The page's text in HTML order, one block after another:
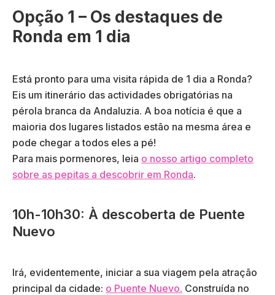
Opção 1 – Os destaques de
Ronda em 1 dia
Está pronto para uma visita rápida de 1 dia a Ronda?
Eis um itinerário das actividades obrigatórias na
pérola branca da Andaluzia. A boa notícia é que a
maioria dos lugares listados estão na mesma área e
pode chegar a todos eles a pé!
Para mais pormenores, leia o nosso artigo completo
sobre as pepitas a descobrir em Ronda.
10h-10h30: À descoberta de Puente
Nuevo
Irá, evidentemente, iniciar a sua viagem pela atração
principal da cidade: o Puente Nuevo. Construída no